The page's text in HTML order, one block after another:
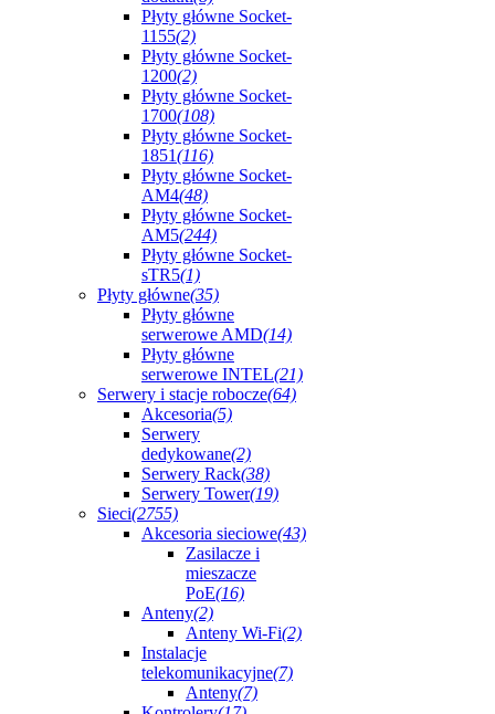
Płyty główne Socket-
1155(2)
Płyty główne Socket-
1200(2)
Płyty główne Socket-
1700(108)
Płyty główne Socket-
1851(116)
Płyty główne Socket-
AM4(48)
Płyty główne Socket-
AM5(244)
Płyty główne Socket-
sTR5(1)
Płyty główne(35)
Płyty główne
serwerowe AMD(14)
Płyty główne
serwerowe INTEL(21)
Serwery i stacje robocze(64)
Akcesoria(5)
Serwery
dedykowane(2)
Serwery Rack(38)
Serwery Tower(19)
Sieci(2755)
Akcesoria sieciowe(43)
Zasilacze i
mieszacze
PoE(16)
Anteny(2)
Anteny Wi-Fi(2)
Instalacje
telekomunikacyjne(7)
Anteny(7)